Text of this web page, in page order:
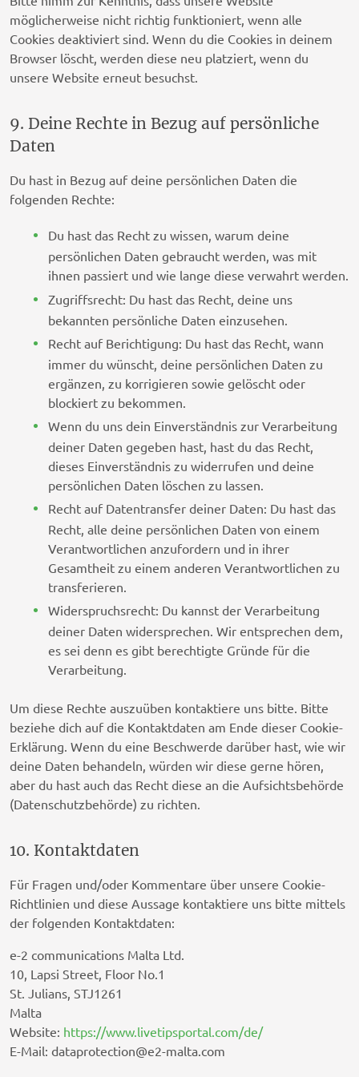
33Across
Datenschutz-Bestimmungen
Rakuten Marketing LLC
Simplifi Holdings LLC
M32 Connect Inc
Datenschutz-Bestimmungen
Comscore B.V.
Datenschutz-Bestimmungen
PulsePoint, Inc.
Datenschutz-Bestimmungen
Teroa S.A.
SCOPE3 SAS
Datenschutz-Bestimmungen
LiveRamp
Datenschutz-Bestimmungen
WPP Media
Fifty Technology Limited
Datenschutz-Bestimmungen
Datenschutz-Bestimmungen
LiveIntent Inc.
Datenschutz-Bestimmungen
ADman Interactive SLU
LIFT DSP LIMITED
Syn Technologies, LLC
Datenschutz-Bestimmungen
Bombora Inc.
Datenschutz-Bestimmungen
Bidtellect, Inc
Datenschutz-Bestimmungen
möglicherweise nicht richtig funktioniert, wenn alle
Cookies deaktiviert sind. Wenn du die Cookies in deinem
Browser löscht, werden diese neu platziert, wenn du
unsere Website erneut besuchst.
9. Deine Rechte in Bezug auf persönliche
Daten
Du hast in Bezug auf deine persönlichen Daten die
folgenden Rechte:
Du hast das Recht zu wissen, warum deine
persönlichen Daten gebraucht werden, was mit
ihnen passiert und wie lange diese verwahrt werden.
Zugriffsrecht: Du hast das Recht, deine uns
bekannten persönliche Daten einzusehen.
Recht auf Berichtigung: Du hast das Recht, wann
immer du wünscht, deine persönlichen Daten zu
ergänzen, zu korrigieren sowie gelöscht oder
blockiert zu bekommen.
Wenn du uns dein Einverständnis zur Verarbeitung
deiner Daten gegeben hast, hast du das Recht,
dieses Einverständnis zu widerrufen und deine
persönlichen Daten löschen zu lassen.
Recht auf Datentransfer deiner Daten: Du hast das
Recht, alle deine persönlichen Daten von einem
Verantwortlichen anzufordern und in ihrer
Gesamtheit zu einem anderen Verantwortlichen zu
transferieren.
Widerspruchsrecht: Du kannst der Verarbeitung
deiner Daten widersprechen. Wir entsprechen dem,
es sei denn es gibt berechtigte Gründe für die
Verarbeitung.
Um diese Rechte auszuüben kontaktiere uns bitte. Bitte
beziehe dich auf die Kontaktdaten am Ende dieser Cookie-
Erklärung. Wenn du eine Beschwerde darüber hast, wie wir
deine Daten behandeln, würden wir diese gerne hören,
aber du hast auch das Recht diese an die Aufsichtsbehörde
(Datenschutzbehörde) zu richten.
10. Kontaktdaten
Für Fragen und/oder Kommentare über unsere Cookie-
Richtlinien und diese Aussage kontaktiere uns bitte mittels
der folgenden Kontaktdaten:
e-2 communications Malta Ltd.
10, Lapsi Street, Floor No.1
St. Julians, STJ1261
Malta
Website: https://www.livetipsportal.com/de/
E-Mail: dataprotection@e2-malta.com